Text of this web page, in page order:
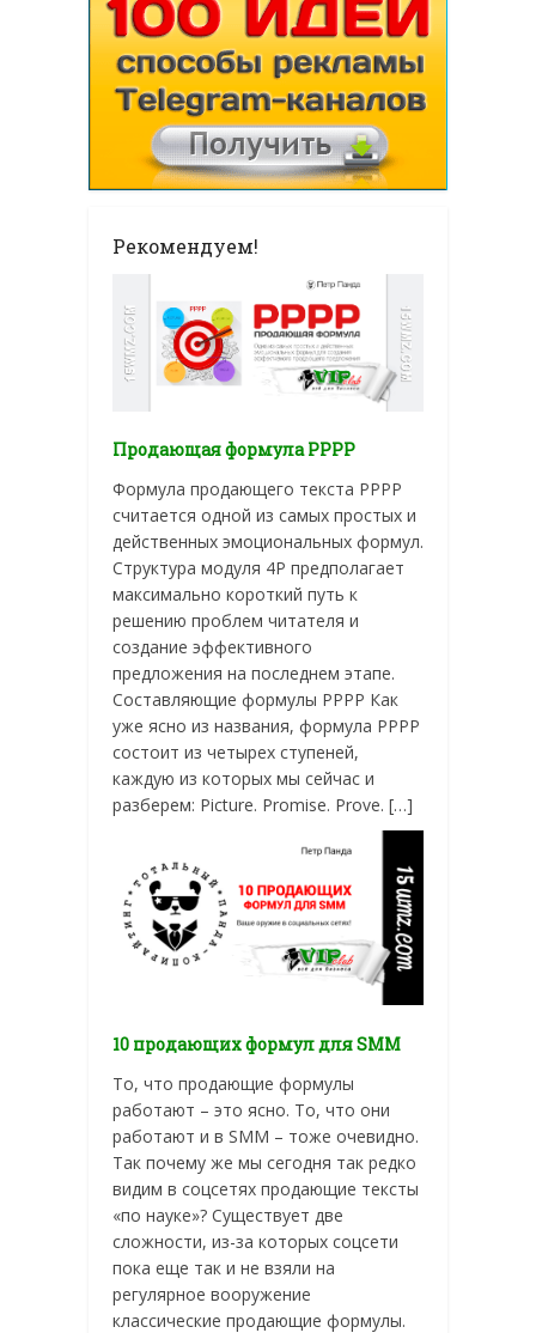
Рекомендуем!
Продающая формула PPPP
Формула продающего текста PPPP
считается одной из самых простых и
действенных эмоциональных формул.
Структура модуля 4P предполагает
максимально короткий путь к
решению проблем читателя и
создание эффективного
предложения на последнем этапе.
Составляющие формулы PPPP Как
уже ясно из названия, формула PPPP
состоит из четырех ступеней,
каждую из которых мы сейчас и
разберем: Picture. Promise. Prove. […]
10 продающих формул для SMM
То, что продающие формулы
работают – это ясно. То, что они
работают и в SMM – тоже очевидно.
Так почему же мы сегодня так редко
видим в соцсетях продающие тексты
«по науке»? Существует две
сложности, из-за которых соцсети
пока еще так и не взяли на
регулярное вооружение
классические продающие формулы.